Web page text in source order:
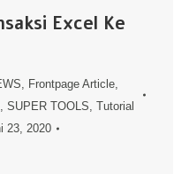
Excel Ke
, Frontpage Article,
, SUPER TOOLS, Tutorial
23, 2020